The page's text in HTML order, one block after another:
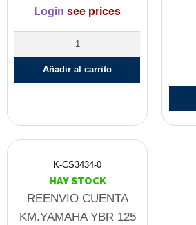
Login see prices
Añadir al carrito
K-CS3434-0
HAY STOCK
REENVIO CUENTA
KM.YAMAHA YBR 125